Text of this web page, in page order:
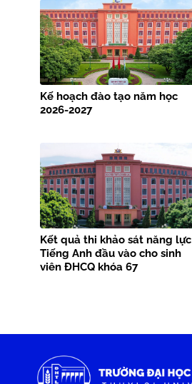
Kế hoạch đào tạo năm học
2026-2027
Kết quả thi khảo sát năng lực
Tiếng Anh đầu vào cho sinh
viên ĐHCQ khóa 67